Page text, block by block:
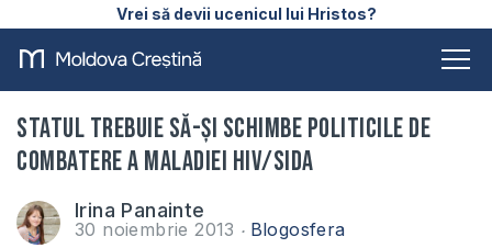
Vrei să devii ucenicul lui Hristos?
Statul trebuie să-și schimbe politicile de
combatere a maladiei HIV/SIDA
Irina Panainte
30 noiembrie 2013 Blogosfera